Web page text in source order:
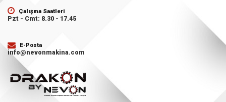
Çalışma Saatleri
Pzt - Cmt: 8.30 - 17.45
E-Posta
info@nevonmakina.com